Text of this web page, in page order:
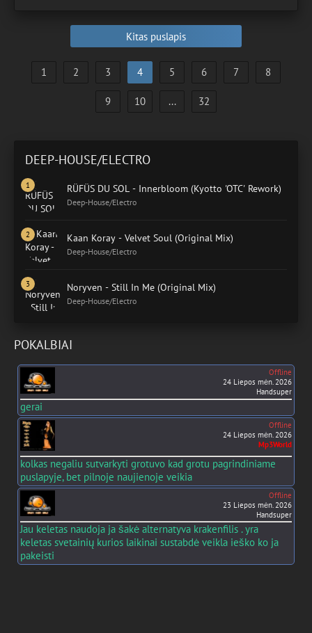
Kitas puslapis
1 2 3 4 5 6 7 8
9 10 ... 32
DEEP-HOUSE/ELECTRO
RÜFÜS DU SOL - Innerbloom (Kyotto 'OTC' Rework)
Deep-House/Electro
Kaan Koray - Velvet Soul (Original Mix)
Deep-House/Electro
Noryven - Still In Me (Original Mix)
Deep-House/Electro
POKALBIAI
Offline
24 Liepos mėn. 2026
Handsuper
gerai
Offline
24 Liepos mėn. 2026
Mp3World
kolkas negaliu sutvarkyti grotuvo kad grotu pagrindiniame
puslapyje, bet pilnoje naujienoje veikia
Offline
23 Liepos mėn. 2026
Handsuper
Jau keletas naudoja ja šakė alternatyva krakenfilis . yra
keletas svetainių kurios laikinai sustabdė veikla ieško ko ja
pakeisti